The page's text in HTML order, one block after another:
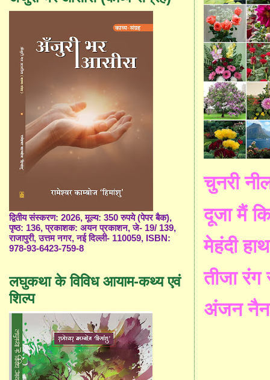
चुनरी
दूजा मैं
मेहंदी
तीजा रंग
अंजन
द्वितीय संस्करण: 2026, मूल्य: 350 रुपये (पेपर बैक),
पृष्ठ: 136, प्रकाशक: अयन प्रकाशन, जे- 19/ 139,
राजापुरी, उत्तम नगर, नई दिल्ली- 110059, ISBN:
978-93-6423-759-8
लघुकथा के विविध आयाम-कथ्य एवं
शिल्प